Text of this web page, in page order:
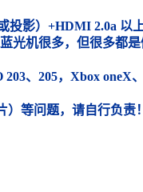
投影）+HDMI 2.0a 以
光机很多，但很多都
203、205，Xbox oneX
等问题，请自行负责！